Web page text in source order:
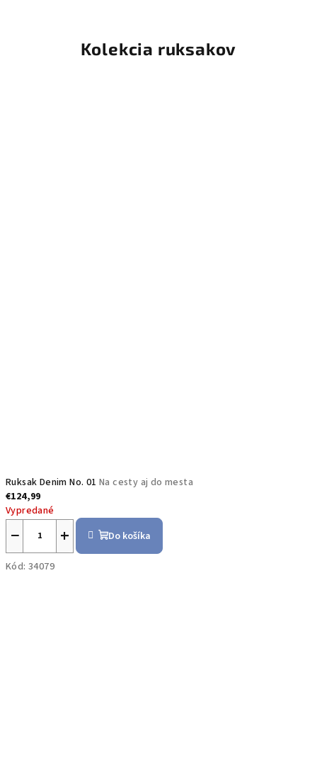
Kolekcia ruksakov
Ruksak Denim No. 01Na cesty aj do mesta
€124,99
Vypredané
+
− Do košíka
Kód: 34079